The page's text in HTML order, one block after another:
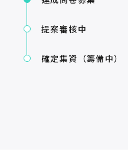
提案審核中
確定集資（籌備中）